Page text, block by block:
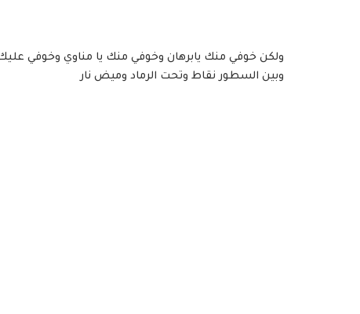
ولكن خوفي منك يابرهان وخوفي منك يا مناوي وخوفي
وبين السطور نقاط وتحت الرماد وميض نار